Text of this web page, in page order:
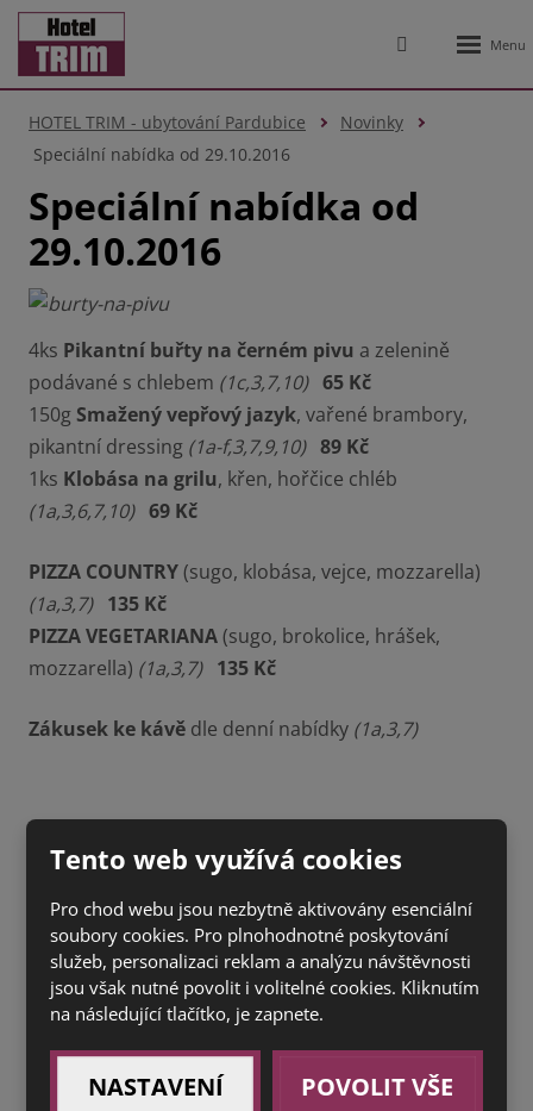
Vyhledávání
HOTEL TRIM - ubytování Pardubice
Novinky
Speciální nabídka od 29.10.2016
Speciální nabídka od
29.10.2016
4ks Pikantní buřty na černém pivu a zelenině
podávané s chlebem (1c,3,7,10) 65 Kč
150g Smažený vepřový jazyk, vařené brambory,
pikantní dressing (1a-f,3,7,9,10) 89 Kč
1ks Klobása na grilu, křen, hořčice chléb
(1a,3,6,7,10) 69 Kč
PIZZA COUNTRY(sugo, klobása, vejce, mozzarella)
(1a,3,7) 135 Kč
PIZZA VEGETARIANA(sugo, brokolice, hrášek,
mozzarella) (1a,3,7) 135 Kč
Zákusek ke kávě dle denní nabídky (1a,3,7)
Tento web využívá cookies
Pro chod webu jsou nezbytně aktivovány esenciální
soubory cookies. Pro plnohodnotné poskytování
služeb, personalizaci reklam a analýzu návštěvnosti
jsou však nutné povolit i volitelné cookies. Kliknutím
na následující tlačítko, je zapnete.
NASTAVENÍ POVOLIT VŠE